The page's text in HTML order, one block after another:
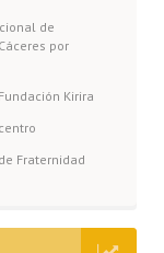
de
por
Kirira
Fraternidad